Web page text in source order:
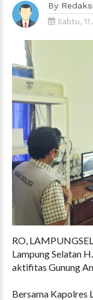
By Redaksi
Sabtu,
RO,
Lampung Selatan
aktifitas Gunung
Bersama Kapolres